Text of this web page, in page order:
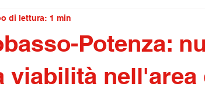
primo piano
Potenza:
viabilità nell'area
di lettura: 1 min